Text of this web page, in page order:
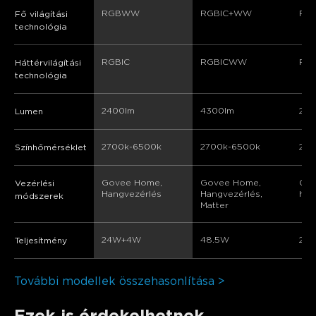
Fő világítási
technológia
RGBWW RGBIC+WW
Háttérvilágítási
technológia
RGBIC RGBICWW
Lumen 2400lm 4300lm
Színhőmérséklet 2700k-6500k 2700k-6500k
Vezérlési
módszerek
Govee Home,
Hangvezérlés
Govee Home,
Hangvezérlés,
Matter
Teljesítmény 24W+4W 48.5W
További modellek összehasonlítása >